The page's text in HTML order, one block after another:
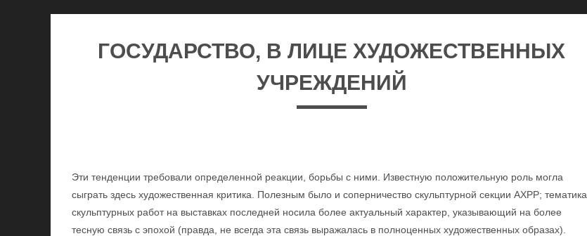
ГОСУДАРСТВО, В ЛИЦЕ ХУДОЖЕСТВЕННЫХ
УЧРЕЖДЕНИЙ
Эти тенденции требовали определенной реакции, борьбы с ними. Известную положительную роль могла
сыграть здесь художественная критика. Полезным было и соперничество скульптурной секции АХРР; тематика
скульптурных работ на выставках последней носила более актуальный характер, указывающий на более
тесную связь с эпохой (правда, не всегда эта связь выражалась в полноценных художественных образах).